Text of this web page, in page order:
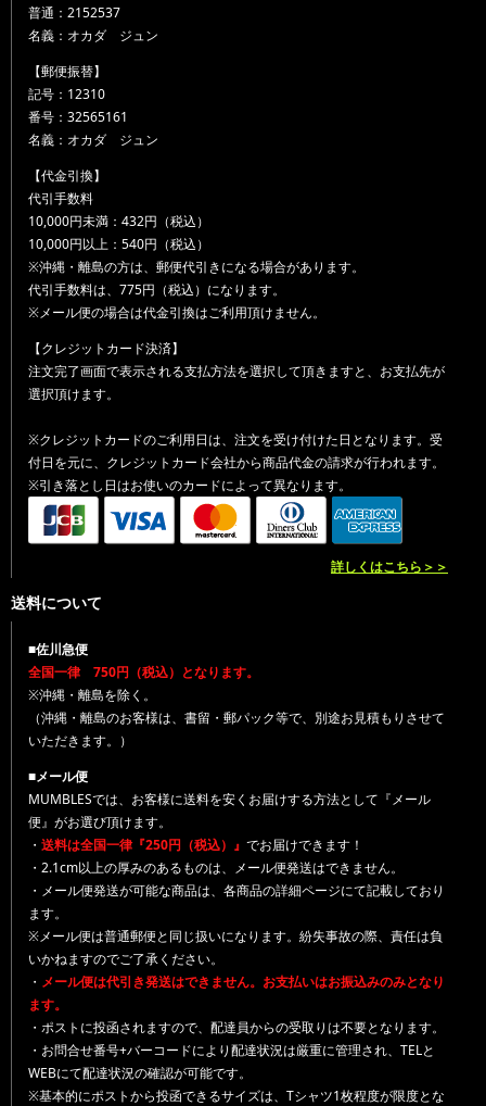
普通：2152537
名義：オカダ ジュン
【郵便振替】
記号：12310
番号：32565161
名義：オカダ ジュン
【代金引換】
代引手数料
10,000円未満：432円（税込）
10,000円以上：540円（税込）
※沖縄・離島の方は、郵便代引きになる場合があります。
代引手数料は、775円（税込）になります。
※メール便の場合は代金引換はご利用頂けません。
【クレジットカード決済】
注文完了画面で表示される支払方法を選択して頂きますと、お支払先が
選択頂けます。
※クレジットカードのご利用日は、注文を受け付けた日となります。受
付日を元に、クレジットカード会社から商品代金の請求が行われます。
※引き落とし日はお使いのカードによって異なります。
詳しくはこちら＞＞
送料について
■佐川急便
全国一律 750円（税込）となります。
※沖縄・離島を除く。
（沖縄・離島のお客様は、書留・郵パック等で、別途お見積もりさせて
いただきます。）
■メール便
MUMBLESでは、お客様に送料を安くお届けする方法として『メール
便』がお選び頂けます。
・ 送料は全国一律『250円（税込）』 でお届けできます！
・2.1cm以上の厚みのあるものは、メール便発送はできません。
・メール便発送が可能な商品は、各商品の詳細ページにて記載しており
ます。
※メール便は普通郵便と同じ扱いになります。紛失事故の際、責任は負
いかねますのでご了承ください。
・ メール便は代引き発送はできません。お支払いはお振込みのみとなり
ます。
・ポストに投函されますので、配達員からの受取りは不要となります。
・お問合せ番号+バーコードにより配達状況は厳重に管理され、TELと
WEBにて配達状況の確認が可能です。
※基本的にポストから投函できるサイズは、Tシャツ1枚程度が限度とな